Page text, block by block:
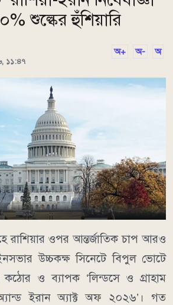
শুল্কের হুঁশিয়ারি
১১:৪৭
অ+ অ- অ
রাশিয়ার ওপর আন্তর্জাতিক চাপ আরও
উচ্চকক্ষ সিনেটে বিপুল ভোটে
ও ব্যাপক ‘লিন্ডসে ও গ্রাহাম
অ্যান্ড ইরান অ্যাক্ট অফ ২০২৬’। গত